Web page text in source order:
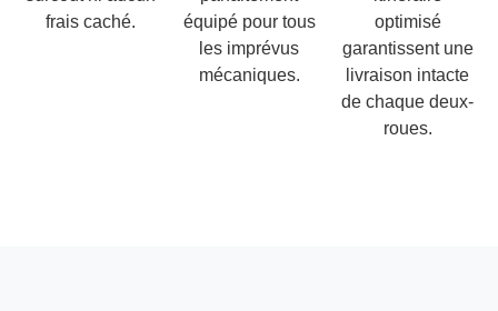
frais caché.
équipé pour tous
les imprévus
mécaniques.
optimisé
garantissent une
livraison intacte
de chaque deux-
roues.